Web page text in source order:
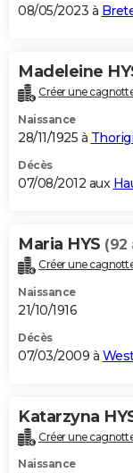
S'inscrire
Se connecter
Lycées
Collèges
Primaires
Universités
Entreprises
Service militaire
Avis de recherche
AVIS DE DÉCÈS
Bricolage
Lifestyle
Culture
Sport
Auto
Television
Voyage
Cinema
08/05/2023 à
Madeleine
Créer une
Naissance
28/11/1925 à
Décès
07/08/2012 aux
Maria HYS (92
Créer une
Naissance
21/10/1916
Décès
07/03/2009 à
Katarzyna
Créer une
Naissance